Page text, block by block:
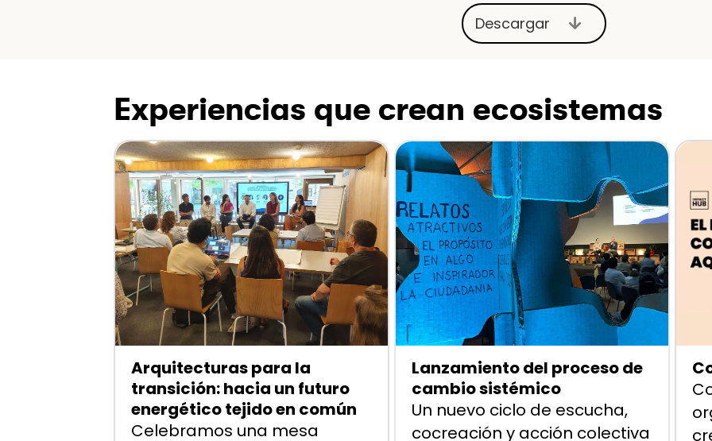
Descargar Expand
Experiencias que crean ecosistemas
Arquitecturas para la
transición: hacia un futuro
energético tejido en común
Celebramos una mesa
Lanzamiento del proceso de
cambio sistémico
Un nuevo ciclo de escucha,
cocreación y acción colectiva